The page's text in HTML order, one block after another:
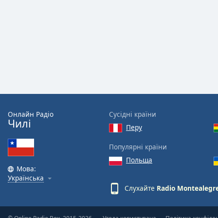
window.
dialog
window.
Escape
will
and
Онлайн Радіо
Чилі
Мова:
Українська
Сусідні країни
Перу
Популярні країни
Польща
Слухайте Radio